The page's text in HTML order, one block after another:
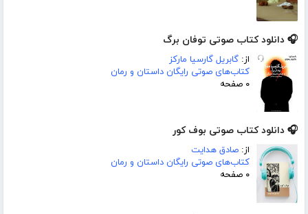
🎧 دانلود کتاب صوتی توفان برگ
از: گابریل گارسیا مارکز
کتاب‌های صوتی رایگان داستان و رمان
۰ صفحه
🎧 دانلود کتاب صوتی بوف کور
از: صادق هدایت
کتاب‌های صوتی رایگان داستان و رمان
۰ صفحه